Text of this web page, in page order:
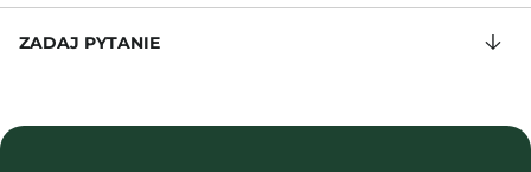
ZADAJ PYTANIE